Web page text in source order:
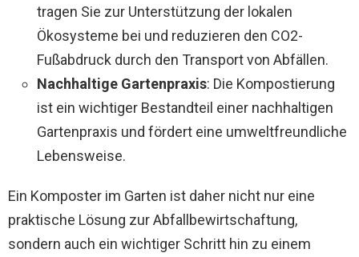
tragen Sie zur Unterstützung der lokalen
Ökosysteme bei und reduzieren den CO2-
Fußabdruck durch den Transport von Abfällen.
Nachhaltige Gartenpraxis: Die Kompostierung
ist ein wichtiger Bestandteil einer nachhaltigen
Gartenpraxis und fördert eine umweltfreundliche
Lebensweise.
Ein Komposter im Garten ist daher nicht nur eine
praktische Lösung zur Abfallbewirtschaftung,
sondern auch ein wichtiger Schritt hin zu einem